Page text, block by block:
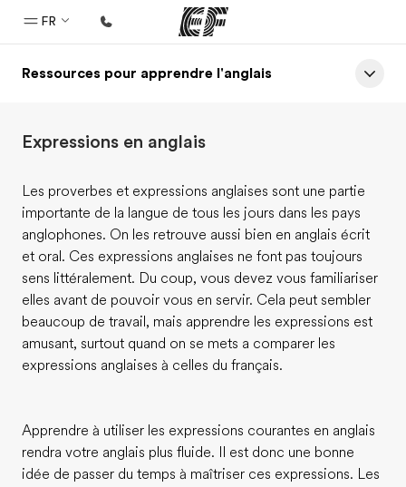
FR
Accueil
Programmes
Bureaux
Trouver un bureau
A propos de nous
Qui sommes-nous ?
EF recrute
Ressources pour apprendre l'anglais
Expressions en anglais
Les proverbes et expressions anglaises sont une partie
importante de la langue de tous les jours dans les pays
anglophones. On les retrouve aussi bien en anglais écrit
et oral. Ces expressions anglaises ne font pas toujours
sens littéralement. Du coup, vous devez vous familiariser
elles avant de pouvoir vous en servir. Cela peut sembler
beaucoup de travail, mais apprendre les expressions est
amusant, surtout quand on se mets a comparer les
expressions anglaises à celles du français.
Apprendre à utiliser les expressions courantes en anglais
rendra votre anglais plus fluide. Il est donc une bonne
idée de passer du temps à maîtriser ces expressions. Les